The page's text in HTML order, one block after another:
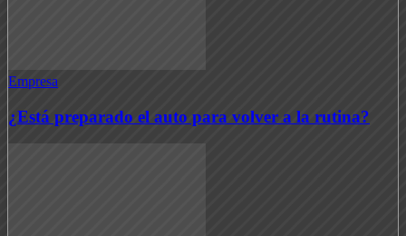
Empresa
¿Está preparado el auto para volver a la rutina?